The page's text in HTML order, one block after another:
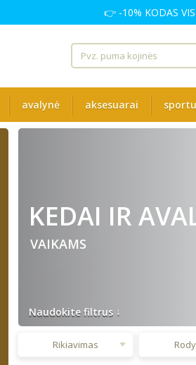
👉 -10% KODAS
avalynė aksesuarai
Naudokite filtrus ↓
KEDAI IR
VAIKAMS
Rikiavimas